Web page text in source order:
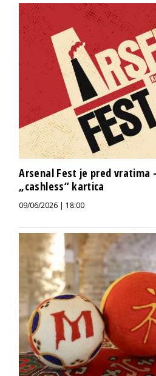
Arsenal Fest je pred vratima
„cashless“ kartica
09/06/2026 | 18:00